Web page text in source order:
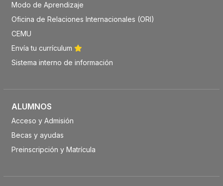
Modo de Aprendizaje
Oficina de Relaciones Internacionales (ORI)
CEMU
Envía tu currículum
Sistema interno de información
ALUMNOS
Acceso y Admisión
Becas y ayudas
Preinscripción y Matrícula